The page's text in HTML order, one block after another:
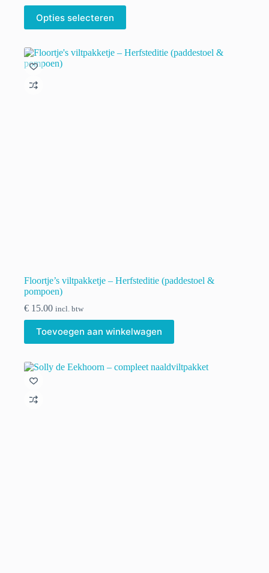
Opties selecteren
Dit
product
heeft
variaties.
Deze
kan
Floortje’s viltpakketje – Herfsteditie (paddestoel &
pompoen)
€ 15.00 incl. btw
Toevoegen aan winkelwagen